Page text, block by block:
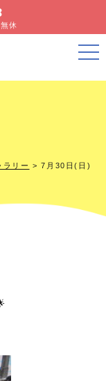
休
ラリー >7月30日(日)